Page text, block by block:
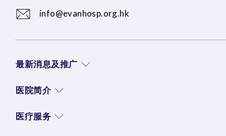
info@evanhosp.org.hk
最新消息及推广
医院简介
医疗服务